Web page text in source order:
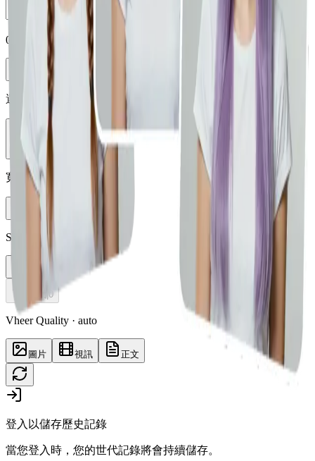
0
Enhance
選擇模型
Vheer Quality
寬高比
Styles
Buzz Cut
|0
Vheer Quality · auto
圖片 視訊 正文
登入以儲存歷史記錄
當您登入時，您的世代記錄將會持續儲存。